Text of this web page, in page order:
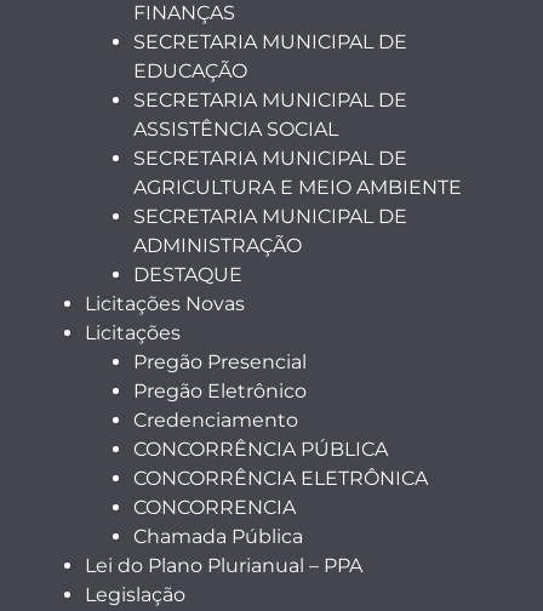
FINANÇAS
SECRETARIA MUNICIPAL DE
EDUCAÇÃO
SECRETARIA MUNICIPAL DE
ASSISTÊNCIA SOCIAL
SECRETARIA MUNICIPAL DE
AGRICULTURA E MEIO AMBIENTE
SECRETARIA MUNICIPAL DE
ADMINISTRAÇÃO
DESTAQUE
Licitações Novas
Licitações
Pregão Presencial
Pregão Eletrônico
Credenciamento
CONCORRÊNCIA PÚBLICA
CONCORRÊNCIA ELETRÔNICA
CONCORRENCIA
Chamada Pública
Lei do Plano Plurianual – PPA
Legislação